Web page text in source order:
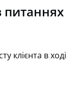
питаннях
клієнта в ході